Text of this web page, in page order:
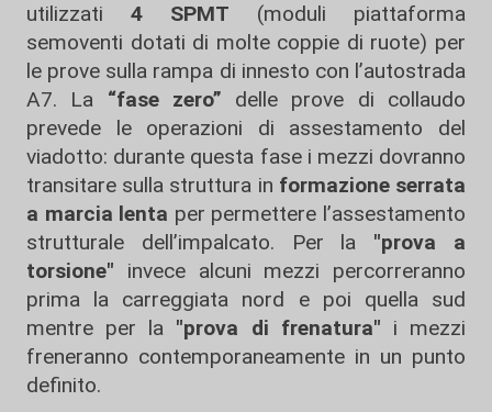
utilizzati 4 SPMT (moduli piattaforma
semoventi dotati di molte coppie di ruote) per
le prove sulla rampa di innesto con l’autostrada
A7. La “fase zero” delle prove di collaudo
prevede le operazioni di assestamento del
viadotto: durante questa fase i mezzi dovranno
transitare sulla struttura in formazione serrata
a marcia lenta per permettere l’assestamento
strutturale dell’impalcato. Per la "prova a
torsione" invece alcuni mezzi percorreranno
prima la carreggiata nord e poi quella sud
mentre per la "prova di frenatura" i mezzi
freneranno contemporaneamente in un punto
definito.